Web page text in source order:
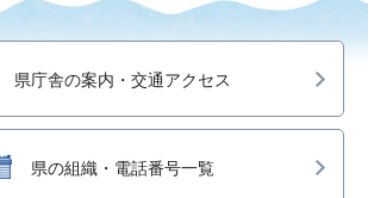
県庁舎の案内・交通アクセス
県の組織・電話番号一覧